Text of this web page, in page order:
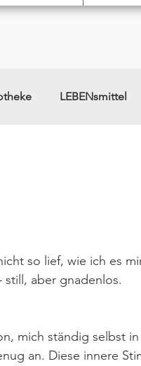
LEBENsmittel
so lief, wie ich es
aber gnadenlos.
mich ständig selbst in
an. Diese innere